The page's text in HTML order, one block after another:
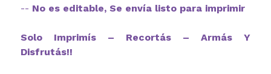
-- No es editable, Se envía listo para imprimir
Solo Imprimís – Recortás – Armás Y
Disfrutás!!